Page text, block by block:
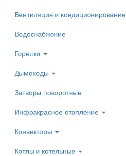
Вентиляция и кондиционирование
Водоснабжение
Горелки
Дымоходы
Затворы поворотные
Инфракрасное отопление
Конвекторы
Котлы и котельные